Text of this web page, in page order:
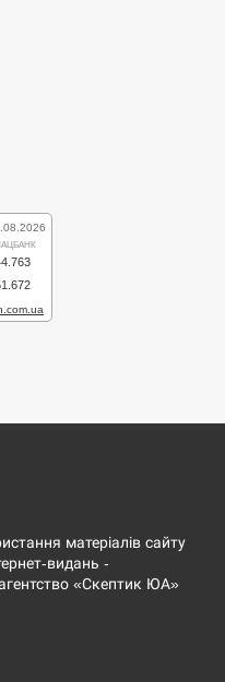
матеріалів сайту
видань -
«Скептик ЮА»